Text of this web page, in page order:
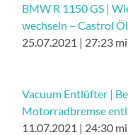
BMW R 1150 GS |
wechseln – Castrol
25.07.2021 | 27:23
Vacuum Entlüfter |
Motorradbremse
11.07.2021 | 24:30